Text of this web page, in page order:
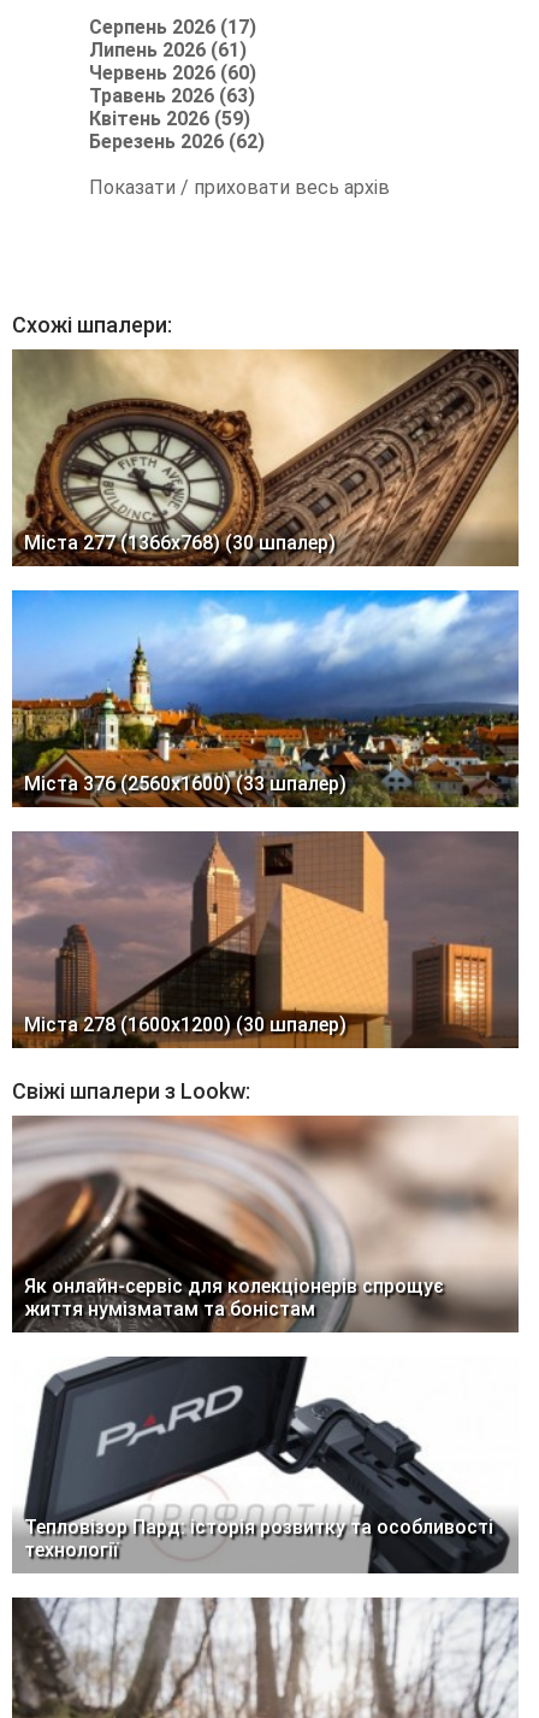
Серпень 2026 (17)
Липень 2026 (61)
Червень 2026 (60)
Травень 2026 (63)
Квітень 2026 (59)
Березень 2026 (62)
Показати / приховати весь архів
Схожі шпалери:
Міста 277 (1366x768) (30 шпалер)
Міста 376 (2560x1600) (33 шпалер)
Міста 278 (1600x1200) (30 шпалер)
Свіжі шпалери з Lookw:
Як онлайн-сервіс для колекціонерів спрощує
життя нумізматам та боністам
Тепловізор Пард: історія розвитку та особливості
технології